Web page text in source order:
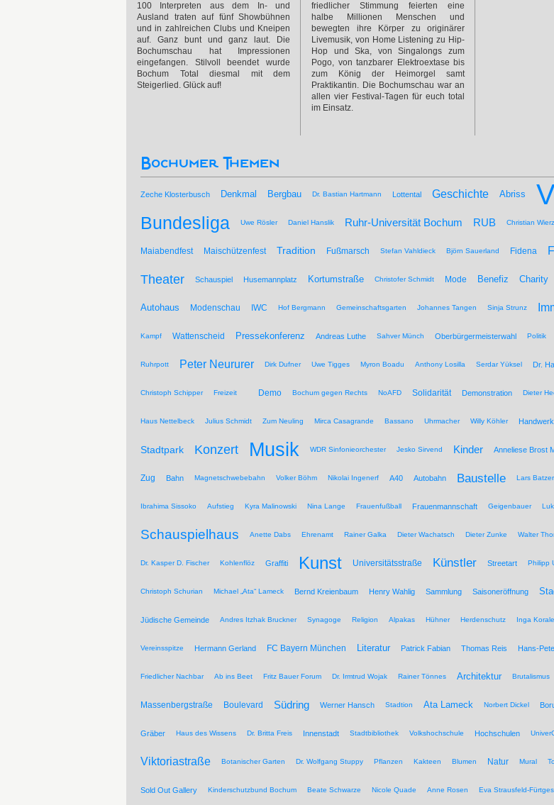
100 Interpreten aus dem In- und
Ausland traten auf fünf Showbühnen
und in zahlreichen Clubs und Kneipen
auf. Ganz bunt und ganz laut. Die
Bochumschau hat Impressionen
eingefangen. Stilvoll beendet wurde
Bochum Total diesmal mit dem
Steigerlied. Glück auf!
friedlicher Stimmung feierten eine
halbe Millionen Menschen und
bewegten ihre Körper zu originärer
Livemusik, von Home Listening zu Hip-
Hop und Ska, von Singalongs zum
Pogo, von tanzbarer Elektroextase bis
zum König der Heimorgel samt
Praktikantin. Die Bochumschau war an
allen vier Festival-Tagen für euch total
im Einsatz.
Bochumer Themen
Zeche Klosterbusch Denkmal Bergbau Dr. Bastian Hartmann Lottental Geschichte Abriss
Bundesliga Uwe Rösler Daniel Hanslik Ruhr-Universität Bochum RUB Christian
Maiabendfest Maischützenfest Tradition Fußmarsch Stefan Vahldieck Björn Sauerland Fidena
Theater Schauspiel Husemannplatz Kortumstraße Christofer Schmidt Mode Benefiz Charity
Autohaus Modenschau IWC Hof Bergmann Gemeinschaftsgarten Johannes Tangen Sinja Strunz
Kampf Wattenscheid Pressekonferenz Andreas Luthe Sahver Münch Oberbürgermeisterwahl Politik
Ruhrpott Peter Neururer Dirk Dufner Uwe Tigges Myron Boadu Anthony Losilla Serdar Yüksel Dr.
Christoph Schipper Freizeit Demo Bochum gegen Rechts NoAFD Solidarität Demonstration Dieter
Haus Nettelbeck Julius Schmidt Zum Neuling Mirca Casagrande Bassano Uhrmacher Willy Köhler Handwerk
Stadtpark Konzert Musik WDR Sinfonieorchester Jesko Sirvend Kinder Anneliese Brost
Zug Bahn Magnetschwebebahn Volker Böhm Nikolai Ingenerf A40 Autobahn Baustelle Lars Batzer
Ibrahima Sissoko Aufstieg Kyra Malinowski Nina Lange Frauenfußball Frauenmannschaft Geigenbauer
Schauspielhaus Anette Dabs Ehrenamt Rainer Galka Dieter Wachatsch Dieter Zunke Walter
Dr. Kasper D. Fischer Kohlenflöz Graffiti Kunst Universitätsstraße Künstler Streetart Philipp
Christoph Schurian Michael „Ata“ Lameck Bernd Kreienbaum Henry Wahlig Sammlung Saisoneröffnung
Jüdische Gemeinde Andres Itzhak Bruckner Synagoge Religion Alpakas Hühner Herdenschutz Inga
Vereinsspitze Hermann Gerland FC Bayern München Literatur Patrick Fabian Thomas Reis Hans-
Friedlicher Nachbar Ab ins Beet Fritz Bauer Forum Dr. Irmtrud Wojak Rainer Tönnes Architektur Brutalismus
Massenbergstraße Boulevard Südring Werner Hansch Stadtion Ata Lameck Norbert Dickel
Gräber Haus des Wissens Dr. Britta Freis Innenstadt Stadtbibliothek Volkshochschule Hochschulen
Viktoriastraße Botanischer Garten Dr. Wolfgang Stuppy Pflanzen Kakteen Blumen Natur Mural
Sold Out Gallery Kinderschutzbund Bochum Beate Schwarze Nicole Quade Anne Rosen Eva Strausfeld-Fürtges